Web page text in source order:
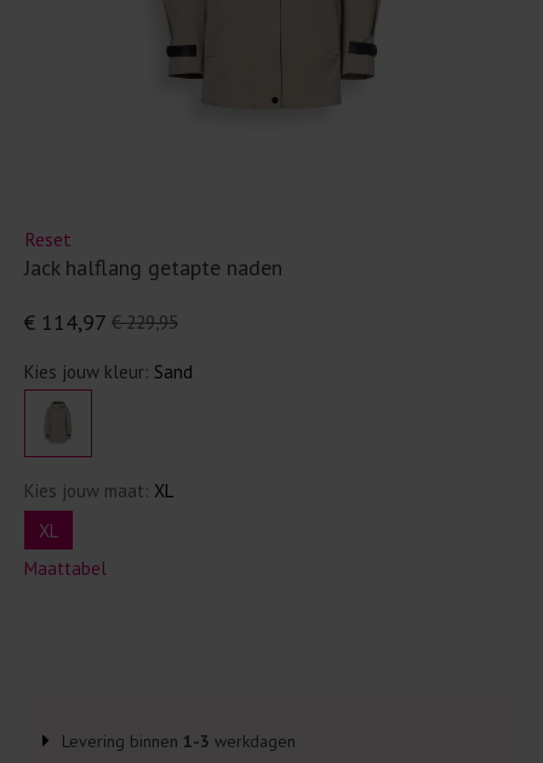
Reset
Jack halflang getapte naden
€ 229,95
€ 114,97
Kies jouw kleur: Sand
Kies jouw maat: XL
XL
Maattabel
Levering binnen 1-3 werkdagen